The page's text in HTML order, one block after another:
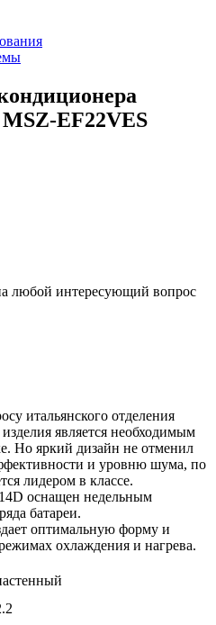
EF22VES
любой интересующий вопрос
итальянского отделения
является необходимым
Но яркий дизайн не отменил
и уровню шума, по
лидером в классе.
оснащен недельным
батареи.
оптимальную форму и
охлаждения и нагрева.